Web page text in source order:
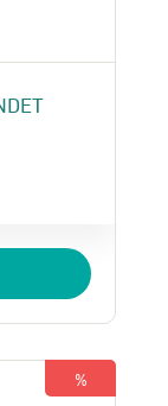
%